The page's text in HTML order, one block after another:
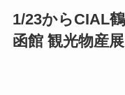
1/23からCIAL
函館 観光物産